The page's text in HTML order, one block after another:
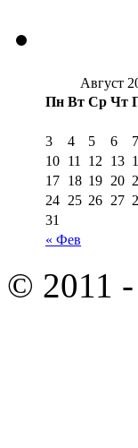
Август
Пн Вт Ср Чт
« Фев
3
4 5 6 7
10 11 12 13
17 18 19 20
24 25 26 27
31
© 2011